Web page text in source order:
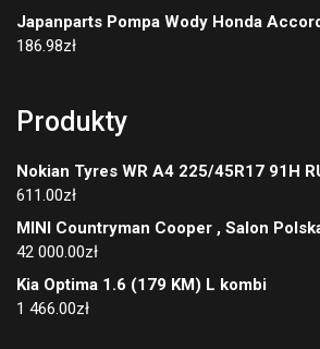
Japanparts Pompa Wody Honda
186.98zł
Produkty
Nokian Tyres WR A4 225/45R17 91H
611.00zł
MINI Countryman Cooper , Salon
42 000.00zł
Kia Optima 1.6 (179 KM) L kombi
1 466.00zł